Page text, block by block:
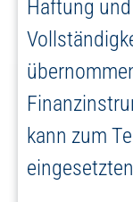
Haftung
kann zum